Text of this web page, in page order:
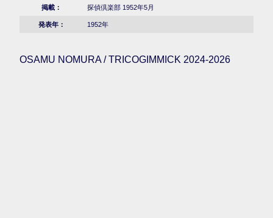
掲載： 探偵倶楽部 1952年5月
発表年： 1952年
OSAMU NOMURA / TRICOGIMMICK 2024-2026